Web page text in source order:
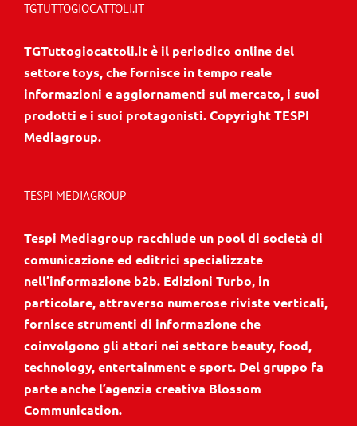
TGTUTTOGIOCATTOLI.IT
TGTuttogiocattoli.it è il periodico online del
settore toys, che fornisce in tempo reale
informazioni e aggiornamenti sul mercato, i suoi
prodotti e i suoi protagonisti. Copyright TESPI
Mediagroup.
TESPI MEDIAGROUP
Tespi Mediagroup racchiude un pool di società di
comunicazione ed editrici specializzate
nell’informazione b2b. Edizioni Turbo, in
particolare, attraverso numerose riviste verticali,
fornisce strumenti di informazione che
coinvolgono gli attori nei settore beauty, food,
technology, entertainment e sport. Del gruppo fa
parte anche l’agenzia creativa Blossom
Communication.